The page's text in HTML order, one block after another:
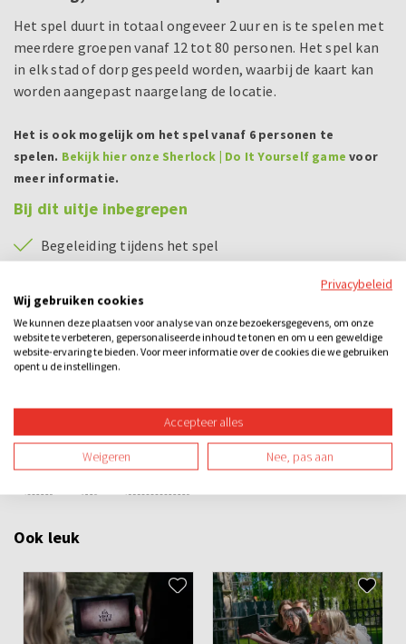
Het spel duurt in totaal ongeveer 2 uur en is te spelen met
meerdere groepen vanaf 12 tot 80 personen. Het spel kan
in elk stad of dorp gespeeld worden, waarbij de kaart kan
worden aangepast naargelang de locatie.
Het is ook mogelijk om het spel vanaf 6 personen te
spelen. Bekijk hier onze Sherlock | Do It Yourself game voor
meer informatie.
Bij dit uitje inbegrepen
Begeleiding tijdens het spel
Prijs voor het winnende team
Categorieën
Teamuitje Groepsuitje Vrijgezellenuitje Avond Overdag
Ook leuk
Privacybeleid
Wij gebruiken cookies
We kunnen deze plaatsen voor analyse van onze bezoekersgegevens, om onze
website te verbeteren, gepersonaliseerde inhoud te tonen en om u een geweldige
website-ervaring te bieden. Voor meer informatie over de cookies die we gebruiken
opent u de instellingen.
Accepteer alles
Weigeren Nee, pas aan